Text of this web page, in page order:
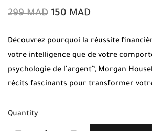
299MAD 150 MAD
Découvrez pourquoi la réussite
votre intelligence que de votre
psychologie de l’argent”, Morgan
récits fascinants pour transformer
exemplaire original chez Mabooko et
Quantity